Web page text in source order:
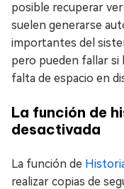
posible recuperar
suelen generarse
importantes del
pero pueden fallar si
falta de espacio en
La función de
desactivada
La función de
realizar copias de